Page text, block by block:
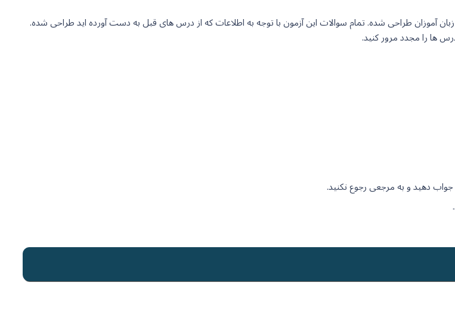
آموزان طراحی شده. تمام سوالات این آزمون با توجه به اطلاعات که از درس های قبل به دست آورده اید طراحی شده.
دهید و به مرجعی رجوع نکنید.